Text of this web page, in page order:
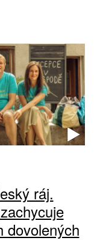
ráj.
dovolených